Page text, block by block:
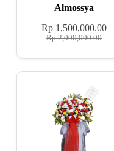
Almossya
Rp2,000,000.00
Rp1,500,000.00